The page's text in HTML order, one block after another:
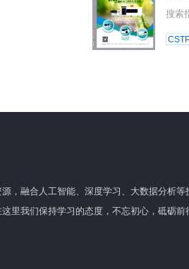
搜索
源，融合人工智能、深度学习、大数据分析
这里我们保持学习的态度，不忘初心，砥砺前